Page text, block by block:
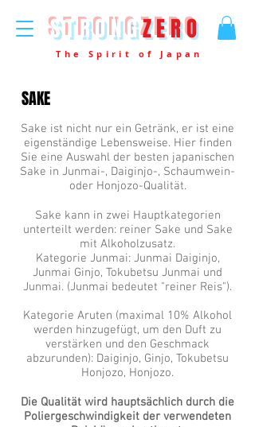
STRONGZERO
The Spirit of Japan
SAKE
Sake ist nicht nur ein Getränk, er ist eine
eigenständige Lebensweise. Hier finden
Sie eine Auswahl der besten japanischen
Sake in Junmai-, Daiginjo-, Schaumwein-
oder Honjozo-Qualität.
Sake kann in zwei Hauptkategorien
unterteilt werden: reiner Sake und Sake
mit Alkoholzusatz.
Kategorie Junmai: Junmai Daiginjo,
Junmai Ginjo, Tokubetsu Junmai und
Junmai. (Junmai bedeutet "reiner Reis").
Kategorie Aruten (maximal 10% Alkohol
werden hinzugefügt, um den Duft zu
verstärken und den Geschmack
abzurunden): Daiginjo, Ginjo, Tokubetsu
Honjozo, Honjozo.
Die Qualität wird hauptsächlich durch die
Poliergeschwindigkeit der verwendeten